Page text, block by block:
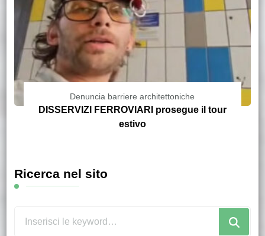
Denuncia barriere architettoniche
DISSERVIZI FERROVIARI prosegue il tour
estivo
Ricerca nel sito